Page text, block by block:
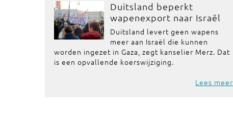
Duitsland beperkt
wapenexport naar Israël
Duitsland levert geen wapens
meer aan Israël die kunnen
worden ingezet in Gaza, zegt kanselier Merz. Dat
is een opvallende koerswijziging.
Lees meer